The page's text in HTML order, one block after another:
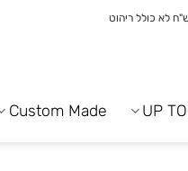
UP TO
Custom Made